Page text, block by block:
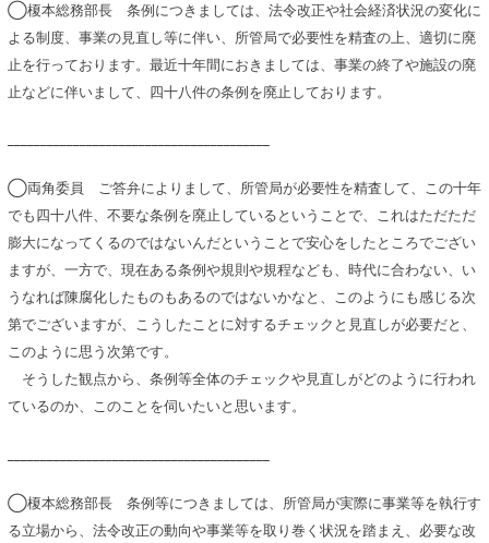
◯榎本総務部長 条例につきましては、法令改正や社会経済状況の変化に
よる制度、事業の見直し等に伴い、所管局で必要性を精査の上、適切に廃
止を行っております。最近十年間におきましては、事業の終了や施設の廃
止などに伴いまして、四十八件の条例を廃止しております。
◯両角委員 ご答弁によりまして、所管局が必要性を精査して、この十年
でも四十八件、不要な条例を廃止しているということで、これはただただ
膨大になってくるのではないんだということで安心をしたところでござい
ますが、一方で、現在ある条例や規則や規程なども、時代に合わない、い
うなれば陳腐化したものもあるのではないかなと、このようにも感じる次
第でございますが、こうしたことに対するチェックと見直しが必要だと、
このように思う次第です。
そうした観点から、条例等全体のチェックや見直しがどのように行われ
ているのか、このことを伺いたいと思います。
◯榎本総務部長 条例等につきましては、所管局が実際に事業等を執行す
る立場から、法令改正の動向や事業等を取り巻く状況を踏まえ、必要な改